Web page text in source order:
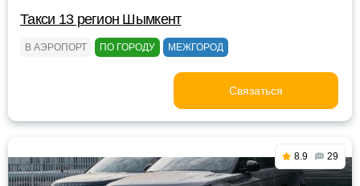
Такси 13 регион Шымкент
В АЭРОПОРТ ПО ГОРОДУ МЕЖГОРОД
Связаться
8.9 29